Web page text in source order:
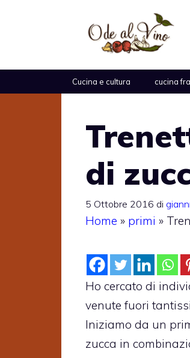
Cucina e cultura cucina
di
5 Ottobre 2016 di
Home » primi »
Ho cercato di
venute fuori
Iniziamo da un
zucca in